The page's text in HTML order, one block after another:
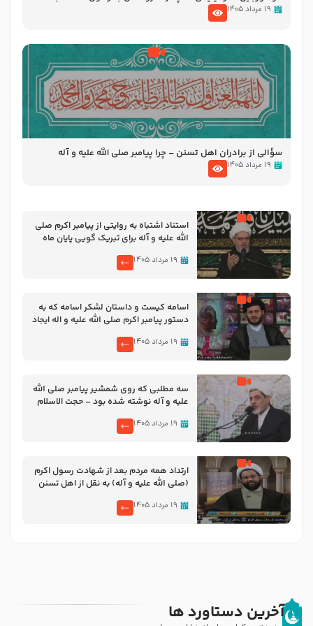
– حجت الاسلام یزدانی
۱۹ مرداد ۱۴۰۵
سؤالی از برادران اهل تسنن – چرا پیامبر صلی الله علیه و آله
ماموریت ابوبکر در قرائت آیات سوره توبه بر مشرکین را لغو
۱۹ مرداد ۱۴۰۵
استناد اشتباه به روایتی از پیامبر اکرم صلی
الله علیه و آله برای تبریک گویی پایان ماه
۱۹ مرداد ۱۴۰۵
اسامه کیست و داستان لشکر اسامه که به
دستور پیامبر اکرم صلی الله علیه و اله ایجاد
۱۹ مرداد ۱۴۰۵
سه مطلبی که روی شمشیر پیامبر صلی الله
علیه و آله نوشته شده بود – حجت الاسلام
۱۹ مرداد ۱۴۰۵
ارتداد همه مردم بعد از شهادت رسول اکرم
(صلی الله علیه و آله) به نقل از اهل تسنن
۱۹ مرداد ۱۴۰۵
آخرین دستاورد ها